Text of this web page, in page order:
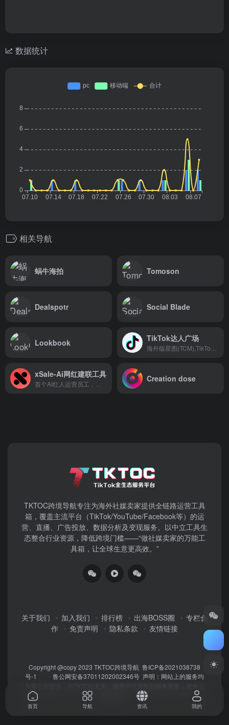
数据统计
相关导航
蜗牛海拍 Tomoson
Dealspotr Social Blade
Lookbook TikTok达人广场
xSale-Ai网红建联工具 Creation dose
TKTOC跨境导航​专注为海外社媒卖家提供全链路运营工具
箱，覆盖主流平台（TikTok/YouTube/Facebook等）​的运
营、直播、广告投放、数据分析及变现服务。以中立工具生
态整合行业资源，降低跨境门槛——“做社媒卖家的万能工
具箱，让全球生意更高效。”
关于我们 加入我们 排行榜 出海BOSS圈
专栏合
作
免责声明 隐私条款 友情链接
Copyright @copy 2023 TKTOC跨境导航 鲁ICP备2021038738
号-1
鲁公网安备37011202002346号 声明：网站上的服务均
首页 导航 资讯 我的